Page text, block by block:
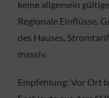
keine allgemein
Regionale Einflüsse,
des Hauses,
massiv.
Empfehlung: Vor Ort